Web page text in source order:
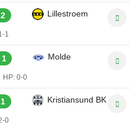
Lillestroem
1
1 Molde
HP: 0-0
Kristiansund BK
0